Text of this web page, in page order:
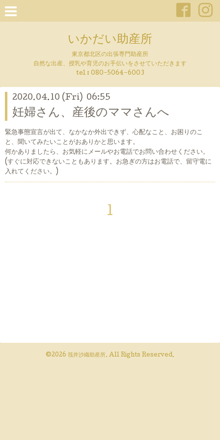
いかだい助産所
東京都北区の出張専門助産所
自然な出産、授乳や育児のお手伝いをさせていただきます
tel : 080-5064-6003
2020.04.10 (Fri) 06:55
妊婦さん、産後のママさんへ
緊急事態宣言が出て、なかなか外出できず、心配なこと、お困りのこ
と、聞いてみたいことがおありかと思います。
何かありましたら、お気軽にメールやお電話でお問い合わせください。
(すぐに対応できないこともあります。お急ぎの方はお電話で、留守電に
入れてください。)
1
©2026 筏井沙織助産所. All Rights Reserved.